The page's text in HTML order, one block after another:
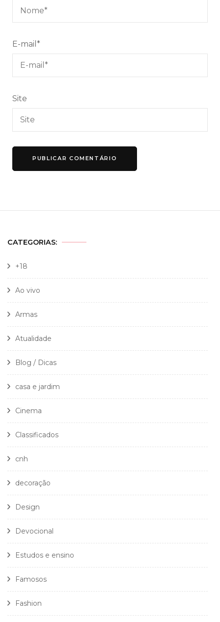
E-mail *
Site
CATEGORIAS:
+18
Ao vivo
Armas
Atualidade
Blog / Dicas
casa e jardim
Cinema
Classificados
cnh
decoração
Design
Devocional
Estudos e ensino
Famosos
Fashion